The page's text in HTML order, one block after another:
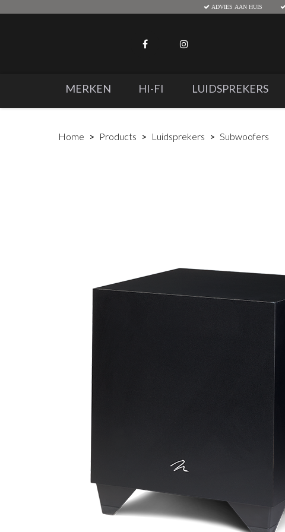
ADVIES AAN HUIS
MERKEN HI-FI LUIDSPREKERS
Home Products Luidsprekers Subwoofers